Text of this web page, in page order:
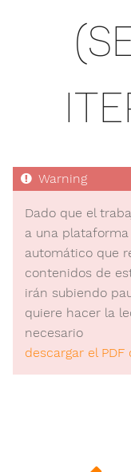
Dado que el
a una
automático que
contenidos de
irán subiendo
quiere hacer la
necesario
descargar el